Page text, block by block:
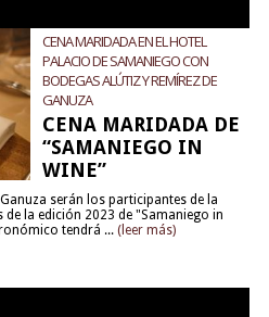
CENA MARIDADA EN EL HOTEL
PALACIO DE SAMANIEGO CON
BODEGAS ALÚTIZ Y REMÍREZ DE
GANUZA
CENA MARIDADA DE
“SAMANIEGO IN
WINE”
serán los participantes de la
de la edición 2023 de "Samaniego in
tendrá ... (leer más)